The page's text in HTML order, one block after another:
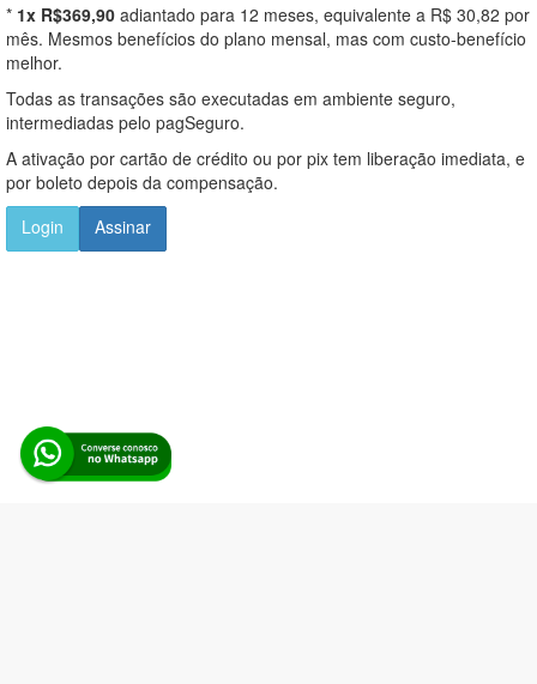
* 1x R$369,90 adiantado para 12 meses, equivalente a R$ 30,82 por
mês. Mesmos benefícios do plano mensal, mas com custo-benefício
melhor.
Todas as transações são executadas em ambiente seguro,
intermediadas pelo pagSeguro.
A ativação por cartão de crédito ou por pix tem liberação imediata, e
por boleto depois da compensação.
Login
Assinar